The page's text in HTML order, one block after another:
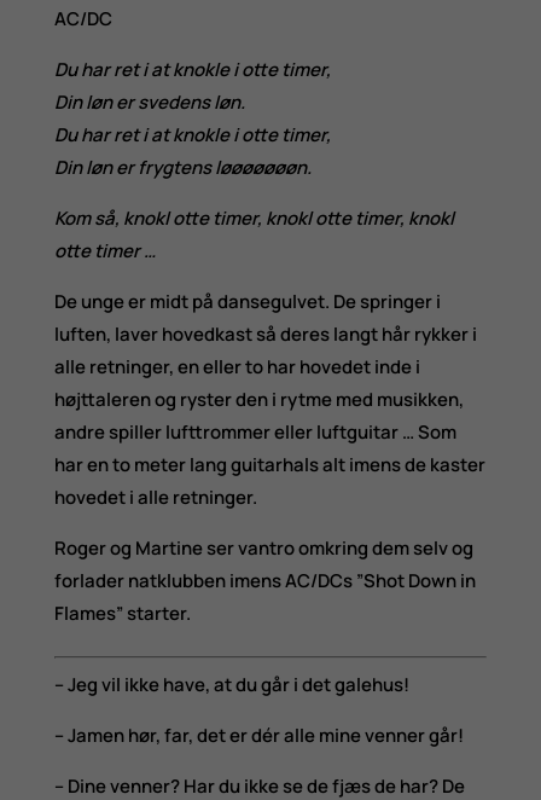
AC/DC
Du har ret i at knokle i otte timer,
Din løn er svedens løn.
Du har ret i at knokle i otte timer,
Din løn er frygtens løøøøøøøn.
Kom så, knokl otte timer, knokl otte timer, knokl
otte timer …
De unge er midt på dansegulvet. De springer i
luften, laver hovedkast så deres langt hår rykker i
alle retninger, en eller to har hovedet inde i
højttaleren og ryster den i rytme med musikken,
andre spiller lufttrommer eller luftguitar … Som
har en to meter lang guitarhals alt imens de kaster
hovedet i alle retninger.
Roger og Martine ser vantro omkring dem selv og
forlader natklubben imens AC/DCs ”Shot Down in
Flames” starter.
– Jeg vil ikke have, at du går i det galehus!
– Jamen hør, far, det er dér alle mine venner går!
– Dine venner? Har du ikke se de fjæs de har? De